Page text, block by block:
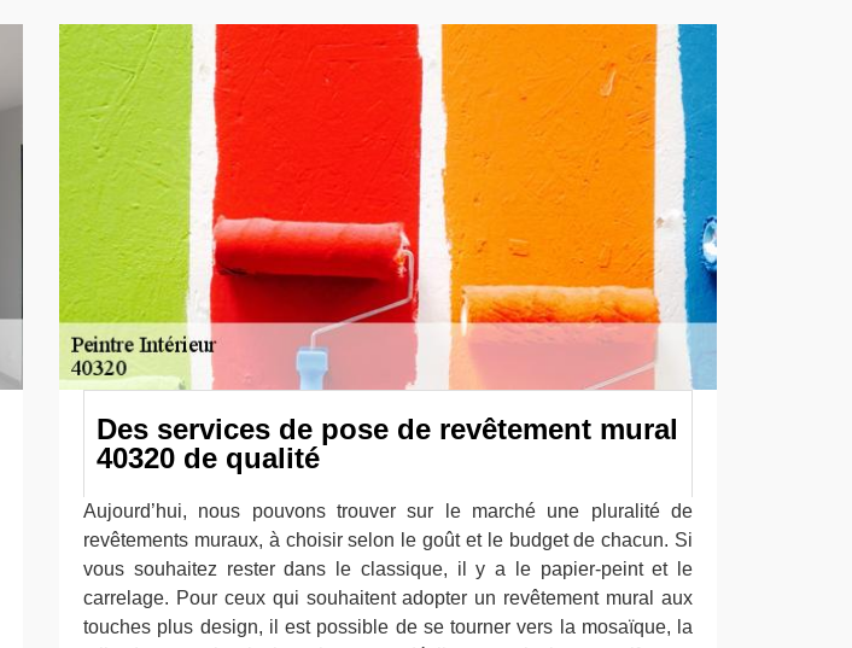
Des services de pose de revêtement mural
40320 de qualité
Aujourd’hui, nous pouvons trouver sur le marché une pluralité de
revêtements muraux, à choisir selon le goût et le budget de chacun. Si
vous souhaitez rester dans le classique, il y a le papier-peint et le
carrelage. Pour ceux qui souhaitent adopter un revêtement mural aux
touches plus design, il est possible de se tourner vers la mosaïque, la